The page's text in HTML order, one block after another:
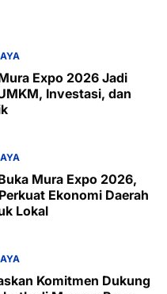
Expo 2026 Jadi
Investasi, dan
Mura Expo 2026,
Ekonomi Daerah
Lokal
Komitmen Dukung